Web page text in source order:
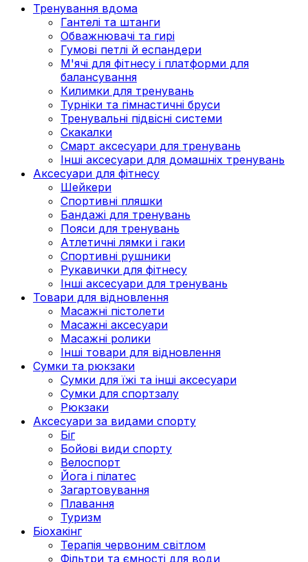
Тренування вдома
Гантелі та штанги
Обважнювачі та гирі
Гумові петлі й еспандери
М'ячі для фітнесу і платформи для
балансування
Килимки для тренувань
Турніки та гімнастичні бруси
Тренувальні підвісні системи
Скакалки
Смарт аксесуари для тренувань
Інші аксесуари для домашніх тренувань
Аксесуари для фітнесу
Шейкери
Спортивні пляшки
Бандажі для тренувань
Пояси для тренувань
Атлетичні лямки і гаки
Спортивні рушники
Рукавички для фітнесу
Інші аксесуари для тренувань
Товари для відновлення
Масажні пістолети
Масажні аксесуари
Масажні ролики
Інші товари для відновлення
Сумки та рюкзаки
Сумки для їжі та інші аксесуари
Сумки для спортзалу
Рюкзаки
Аксесуари за видами спорту
Біг
Бойові види спорту
Велоспорт
Йога і пілатес
Загартовування
Плавання
Туризм
Біохакінг
Терапія червоним світлом
Фільтри та ємності для води